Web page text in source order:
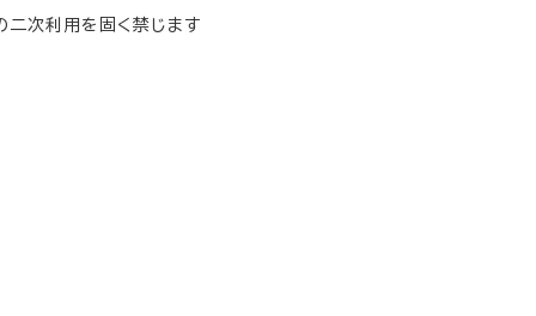
二次利用を固く禁じます